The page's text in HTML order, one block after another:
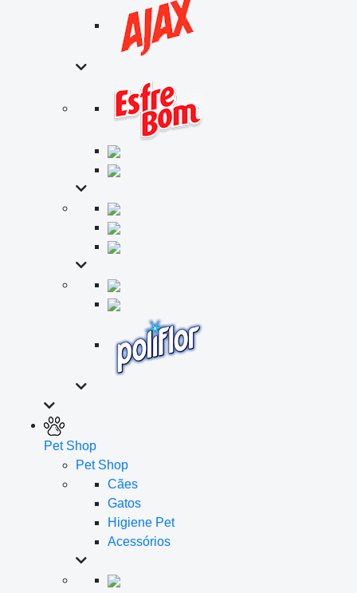
Pet Shop
Pet Shop
Cães
Gatos
Higiene Pet
Acessórios